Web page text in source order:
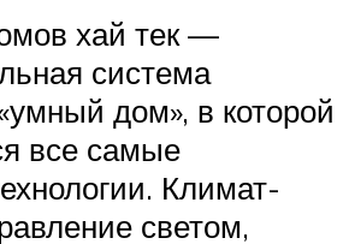
хай тек —
система
дом», в которой
все самые
Климат-
светом,